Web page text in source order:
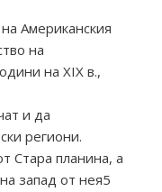
Американския
на
на ХІХ в.,
и да
региони.
Стара планина, а
запад от нея5